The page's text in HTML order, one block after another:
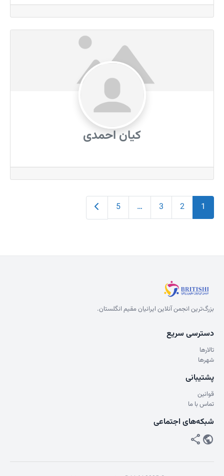
کیان احمدی
1
2
3
…
5
Older posts
بزرگ‌ترین انجمن آنلاین ایرانیان مقیم انگلستان.
دسترسی سریع
تالارها
شهرها
پشتیبانی
قوانین
تماس با ما
شبکه‌های اجتماعی
public
share